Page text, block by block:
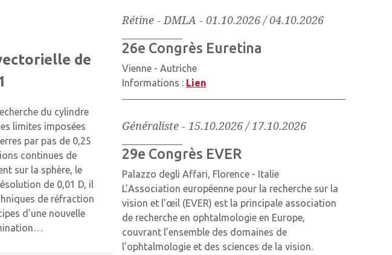
de
du cylindre
limites imposées
par pas de 0,25
continues de
sur la sphère, le
de 0,01 D, il
de réfraction
d’une nouvelle
Rétine - DMLA - 01.10.2026 / 04.10.2026
26e Congrès Euretina
Vienne - Autriche
Informations : Lien
Généraliste - 15.10.2026 / 17.10.2026
29e Congrès EVER
Palazzo degli Affari, Florence - Italie
L’Association européenne pour la recherche sur la
vision et l’œil (EVER) est la principale association
de recherche en ophtalmologie en Europe,
couvrant l’ensemble des domaines de
l’ophtalmologie et des sciences de la vision.